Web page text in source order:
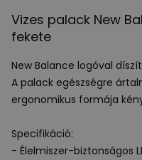
Vizes palack New
fekete
New Balance logóval
A palack egészségre
ergonomikus formája
Specifikáció:
- Élelmiszer-biztonságos